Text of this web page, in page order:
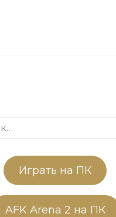
Играть на ПК
AFK Arena 2 на ПК